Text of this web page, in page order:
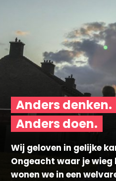
Wij geloven in gelijke
Ongeacht waar je
wonen we in een
Anders denken.
Anders doen.